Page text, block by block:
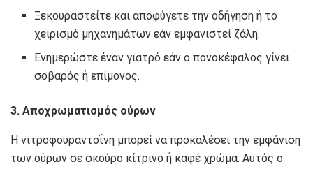
Ξεκουραστείτε και αποφύγετε την οδήγηση ή το
χειρισμό μηχανημάτων εάν εμφανιστεί ζάλη.
Ενημερώστε έναν γιατρό εάν ο πονοκέφαλος γίνει
σοβαρός ή επίμονος.
3. Αποχρωματισμός ούρων
Η νιτροφουραντοΐνη μπορεί να προκαλέσει την εμφάνιση
των ούρων σε σκούρο κίτρινο ή καφέ χρώμα. Αυτός ο